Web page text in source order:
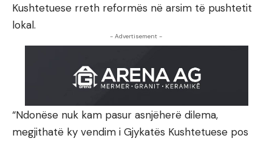
Kushtetuese rreth reformës në arsim të pushtetit
lokal.
- Advertisement -
“Ndonëse nuk kam pasur asnjëherë dilema,
megjithatë ky vendim i Gjykatës Kushtetuese pos